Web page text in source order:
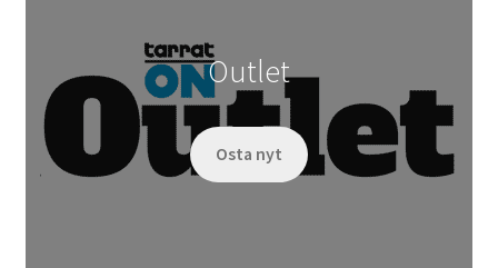
Outlet
Osta nyt